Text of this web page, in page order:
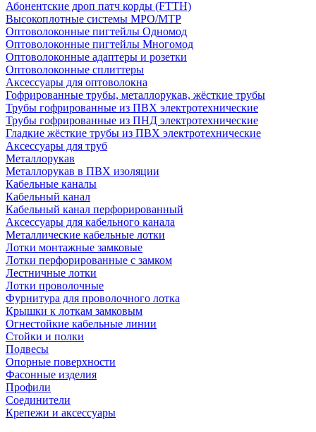
Абонентские дроп патч корды (FTTH)
Высокоплотные системы MPO/MTP
Оптоволоконные пигтейлы Одномод
Оптоволоконные пигтейлы Многомод
Оптоволоконные адаптеры и розетки
Оптоволоконные сплиттеры
Аксессуары для оптоволокна
Гофрированные трубы, металлорукав, жёсткие трубы
Трубы гофрированные из ПВХ электротехнические
Трубы гофрированные из ПНД электротехнические
Гладкие жёсткие трубы из ПВХ электротехнические
Аксессуары для труб
Металлорукав
Металлорукав в ПВХ изоляции
Кабельные каналы
Кабельный канал
Кабельный канал перфорированный
Аксессуары для кабельного канала
Металлические кабельные лотки
Лотки монтажные замковые
Лотки перфорированные с замком
Лестничные лотки
Лотки проволочные
Фурнитура для проволочного лотка
Крышки к лоткам замковым
Огнестойкие кабельные линии
Стойки и полки
Подвесы
Опорные поверхности
Фасонные изделия
Профили
Соединители
Крепежи и аксессуары